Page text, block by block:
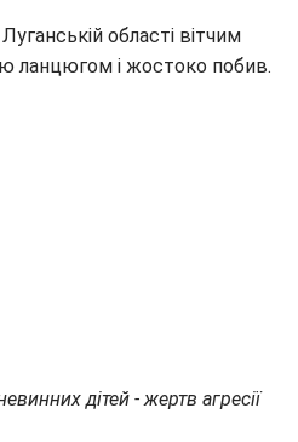
області вітчим
ланцюгом і жостоко побив.
дітей - жертв агресії